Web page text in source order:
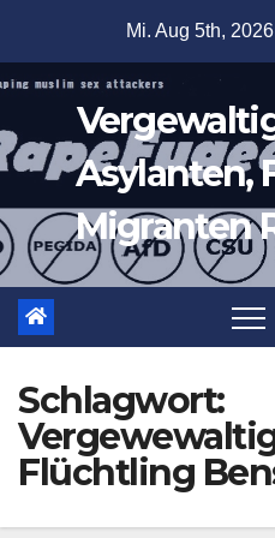
springen
Mi. Aug 5th, 2026
Asylanten,
Migranten
Schlagwort:
Flüchtling